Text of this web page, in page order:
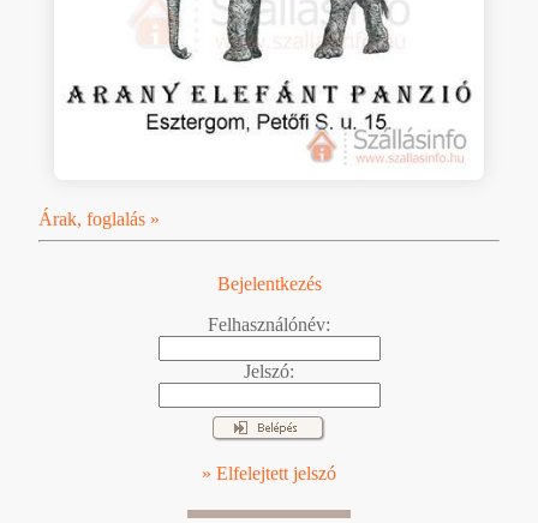
Árak, foglalás »
Bejelentkezés
Felhasználónév:
Jelszó:
» Elfelejtett jelszó